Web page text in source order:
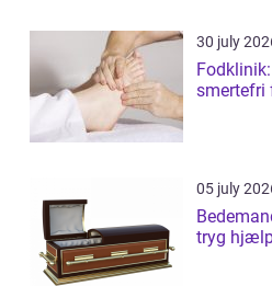
30 july
smertefri
05 july
Bedemand
tryg